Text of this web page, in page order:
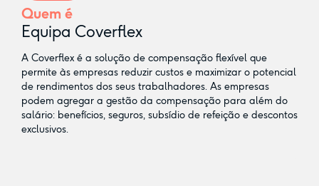
Quem é
Equipa Coverflex
A Coverflex é a solução de compensação flexível que
permite às empresas reduzir custos e maximizar o potencial
de rendimentos dos seus trabalhadores. As empresas
podem agregar a gestão da compensação para além do
salário: benefícios, seguros, subsídio de refeição e descontos
exclusivos.